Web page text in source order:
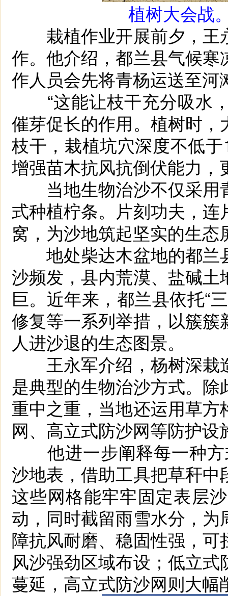
植树大会战
栽植作业开展前夕，王
作。他介绍，都兰县气候
作人员会先将青杨运送至
“这能让枝干充分吸水
催芽促长的作用。植树时
枝干，栽植坑穴深度不低
增强苗木抗风抗倒伏能力，
当地生物治沙不仅采用
式种植柠条。片刻功夫，
窝，为沙地筑起坚实的生态
地处柴达木盆地的都兰
沙频发，县内荒漠、盐碱
巨。近年来，都兰县依托“
修复等一系列举措，以簇
人进沙退的生态图景。
王永军介绍，杨树深栽
是典型的生物治沙方式。
重中之重，当地还运用草
网、高立式防沙网等防护
他进一步阐释每一种方
沙地表，借助工具把草秆
这些网格能牢牢固定表层
动，同时截留雨雪水分，
障抗风耐磨、稳固性强，
风沙强劲区域布设；低立
蔓延，高立式防沙网则大幅